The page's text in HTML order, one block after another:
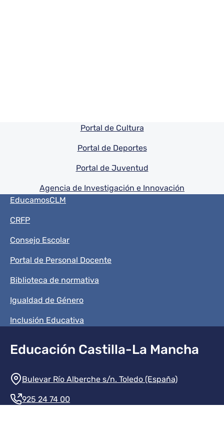
Pie de pagina información
Portal de Cultura
Portal de Deportes
Portal de Juventud
Agencia de Investigación e Innovación
Menú del pie
EducamosCLM
CRFP
Consejo Escolar
Portal de Personal Docente
Biblioteca de normativa
Igualdad de Género
Inclusión Educativa
Educación Castilla-La Mancha
Información de la institución
Bulevar Río Alberche s/n. Toledo (España)
925 24 74 00